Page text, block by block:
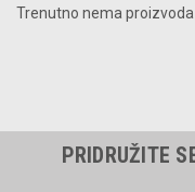
Trenutno nema
PRIDRUŽITE